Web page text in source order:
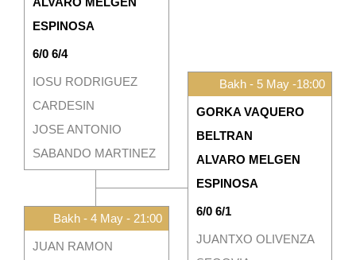
ESPINOSA
6/0 6/4
IOSU RODRIGUEZ
CARDESIN
JOSE ANTONIO
SABANDO MARTINEZ
Bakh - 5 May -18:00
GORKA VAQUERO
BELTRAN
ALVARO MELGEN
ESPINOSA
6/0 6/1
JUANTXO OLIVENZA
Bakh - 4 May - 21:00
JUAN RAMON